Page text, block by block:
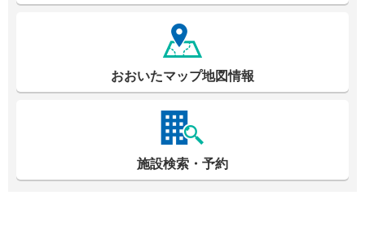
おおいたマップ地図情報
施設検索・予約